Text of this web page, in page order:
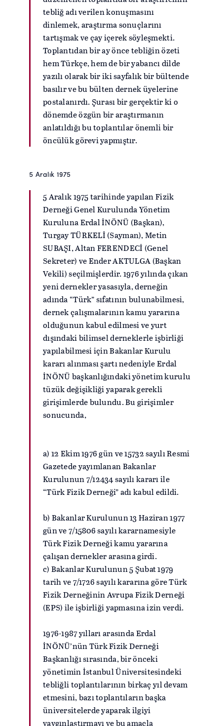
tebliğ adı verilen konuşmasını
dinlemek, araştırma sonuçlarını
tartışmak ve çay içerek söyleşmekti.
Toplantıdan bir ay önce tebliğin özeti
hem Türkçe, hem de bir yabancı dilde
yazılı olarak bir iki sayfalık bir bültende
basılır ve bu bülten dernek üyelerine
postalanırdı. Şurası bir gerçektir ki o
dönemde özgün bir araştırmanın
anlatıldığı bu toplantılar önemli bir
öncülük görevi yapmıştır.
5 Aralık 1975
5 Aralık 1975 tarihinde yapılan Fizik
Derneği Genel Kurulunda Yönetim
Kuruluna Erdal İNÖNÜ (Başkan),
Turgay TÜRKELİ (Sayman), Metin
SUBAŞI, Altan FERENDECİ (Genel
Sekreter) ve Ender AKTULGA (Başkan
Vekili) seçilmişlerdir. 1976 yılında çıkan
yeni dernekler yasasıyla, derneğin
adında “Türk” sıfatının bulunabilmesi,
dernek çalışmalarının kamu yararına
olduğunun kabul edilmesi ve yurt
dışındaki bilimsel derneklerle işbirliği
yapılabilmesi için Bakanlar Kurulu
kararı alınması şartı nedeniyle Erdal
İNÖNÜ başkanlığındaki yönetim kurulu
tüzük değişikliği yaparak gerekli
girişimlerde bulundu. Bu girişimler
sonucunda,
a) 12 Ekim 1976 gün ve 15732 sayılı Resmi
Gazetede yayımlanan Bakanlar
Kurulunun 7/12434 sayılı kararı ile
“Türk Fizik Derneği” adı kabul edildi.
b) Bakanlar Kurulunun 13 Haziran 1977
gün ve 7/15806 sayılı kararnamesiyle
Türk Fizik Derneği kamu yararına
çalışan dernekler arasına girdi.
c) Bakanlar Kurulunun 5 Şubat 1979
tarih ve 7/1726 sayılı kararına göre Türk
Fizik Derneğinin Avrupa Fizik Derneği
(EPS) ile işbirliği yapmasına izin verdi.
1976-1987 yılları arasında Erdal
İNÖNÜ’nün Türk Fizik Derneği
Başkanlığı sırasında, bir önceki
yönetimin İstanbul Üniversitesindeki
tebliğli toplantılarının birkaç yıl devam
etmesini, bazı toplantıların başka
üniversitelerde yaparak ilgiyi
yaygınlaştırmayı ve bu amaçla